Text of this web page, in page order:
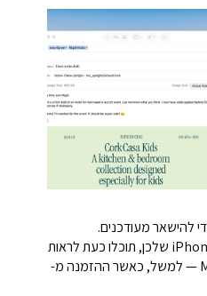
להישאר מעודכנים.
הודות לפעילויות החיות מה-iPhone שלכן, תוכלו כעת לראות
עדכונים ישירות על גבי ה-Mac — למשל, כאשר ההזמנה מ-